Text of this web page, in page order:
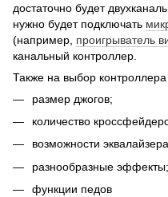
достаточно будет
нужно будет подключать
(например, проигрыватель
канальный контроллер.
Также на выбор
размер джогов;
количество
возможности
разнообразные эффекты;
функции педов